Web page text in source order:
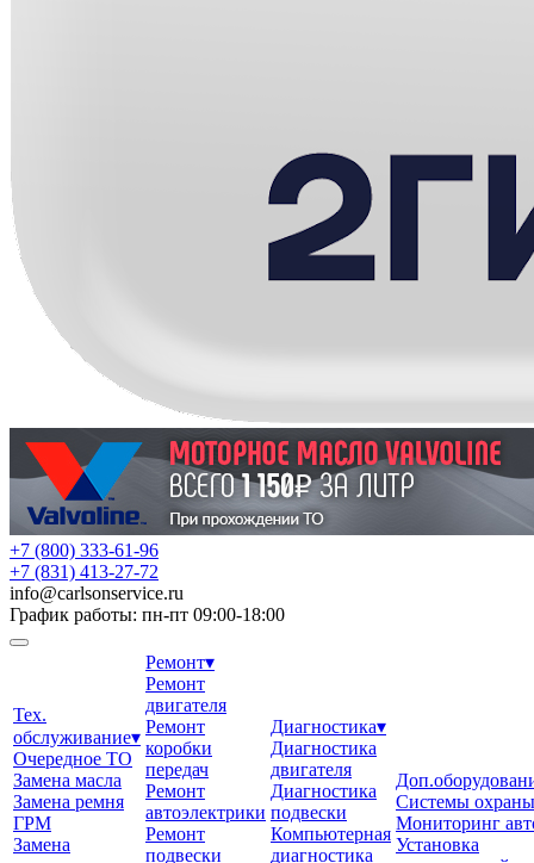
+7 (800) 333-61-96
+7 (831) 413-27-72
info@carlsonservice.ru
График работы: пн-пт 09:00-18:00
Тех.
обслуживание▾
Очередное ТО
Замена масла
Замена ремня
ГРМ
Замена
Ремонт▾
Ремонт
двигателя
Ремонт
коробки
передач
Ремонт
автоэлектрики
Ремонт
подвески
Диагностика▾
Диагностика
двигателя
Диагностика
подвески
Компьютерная
диагностика
Системы охраны
Мониторинг
Установка